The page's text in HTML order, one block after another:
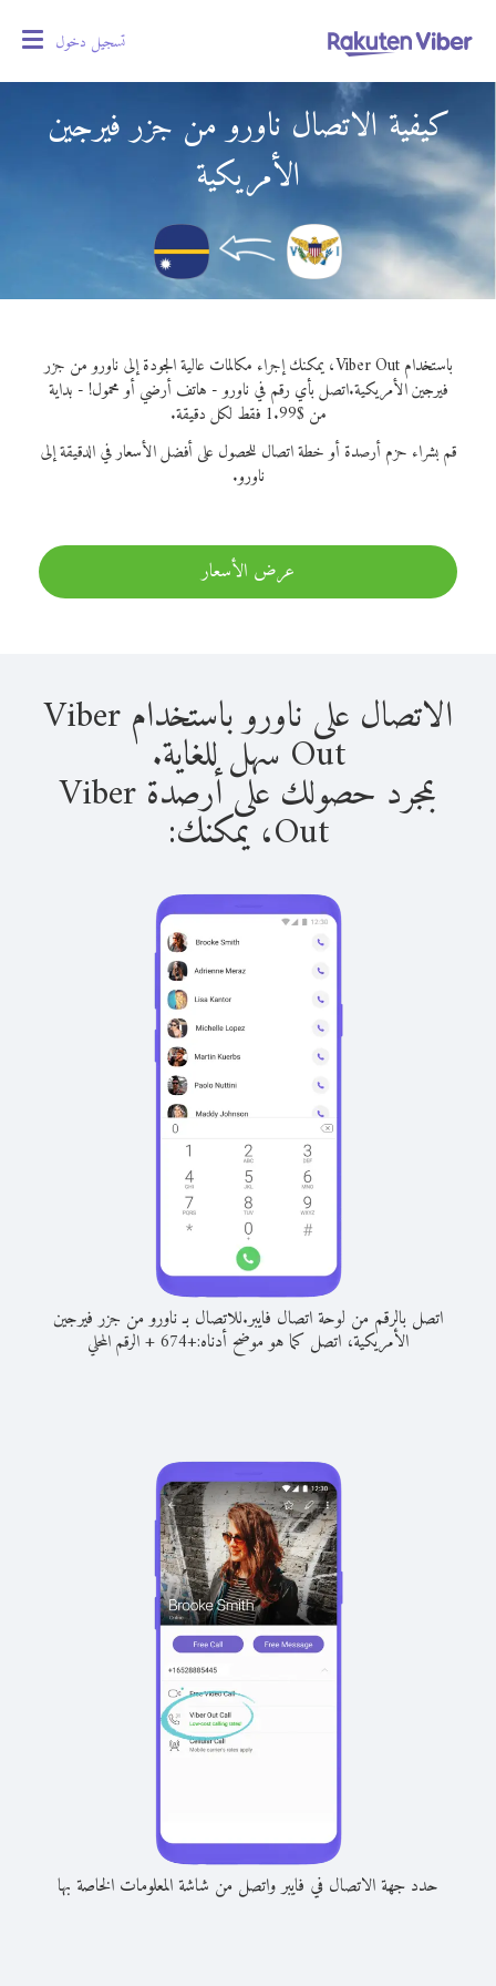
تسجيل دخول
كيفية الاتصال ناورو من جزر فيرجين
الأمريكية
باستخدام Viber Out، يمكنك إجراء مكالمات عالية الجودة إلى ناورو من جزر
فيرجين الأمريكية.اتصل بأي رقم في ناورو - هاتف أرضي أو محمول! - بداية
من $1.99 فقط لكل دقيقة.
قم بشراء حزم أرصدة أو خطة اتصال للحصول على أفضل الأسعار في الدقيقة إلى
ناورو.
عرض الأسعار
الاتصال على ناورو باستخدام Viber
Out سهل للغاية.
بمجرد حصولك على أرصدة Viber
Out، يمكنك:
اتصل بالرقم من لوحة اتصال فايبر.للاتصال بـ ناورو من جزر فيرجين
الأمريكية، اتصل كما هو موضح أدناه:+
674
+الرقم المحلي
حدد جهة الاتصال في فايبر واتصل من شاشة المعلومات الخاصة بها